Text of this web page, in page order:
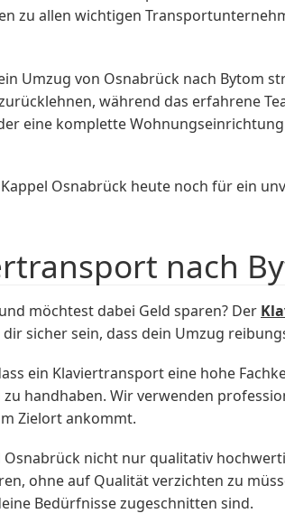
zu allen wichtigen
Umzug von Osnabrück nach Bytom
während das erfahrene
eine komplette
Osnabrück heute noch für ein
nach
möchtest dabei Geld sparen? Der
sicher sein, dass dein Umzug
ein Klaviertransport eine hohe
handhaben. Wir verwenden
Zielort ankommt.
nicht nur qualitativ
ohne auf Qualität verzichten zu
Bedürfnisse zugeschnitten sind.